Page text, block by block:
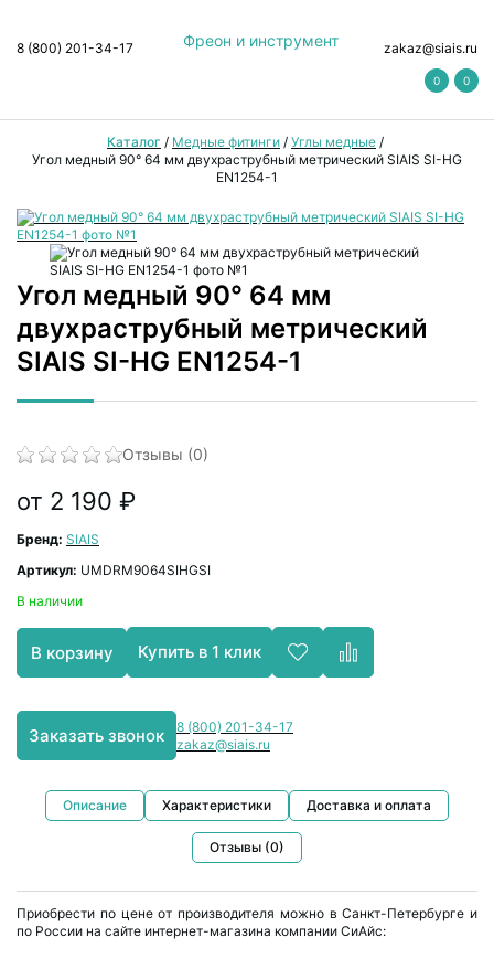
Фреон и инструмент
8 (800) 201-34-17 zakaz@siais.ru
0 0
Каталог / Медные фитинги / Углы медные /
Угол медный 90° 64 мм двухраструбный метрический SIAIS SI-HG
EN1254-1
Угол медный 90° 64 мм
двухраструбный метрический
SIAIS SI-HG EN1254-1
Отзывы (0)
от 2 190 ₽
Бренд: SIAIS
Артикул: UMDRM9064SIHGSI
В наличии
В корзину Купить в 1 клик
Заказать звонок
8 (800) 201-34-17
zakaz@siais.ru
Описание Характеристики Доставка и оплата
Отзывы (0)
Приобрести по цене от производителя можно в Санкт-Петербурге и
по России на сайте интернет-магазина компании СиАйс: